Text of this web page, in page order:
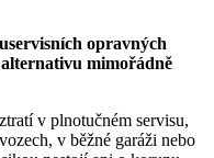
opravných
mimořádně
v plnotučném servisu,
v běžné garáži nebo